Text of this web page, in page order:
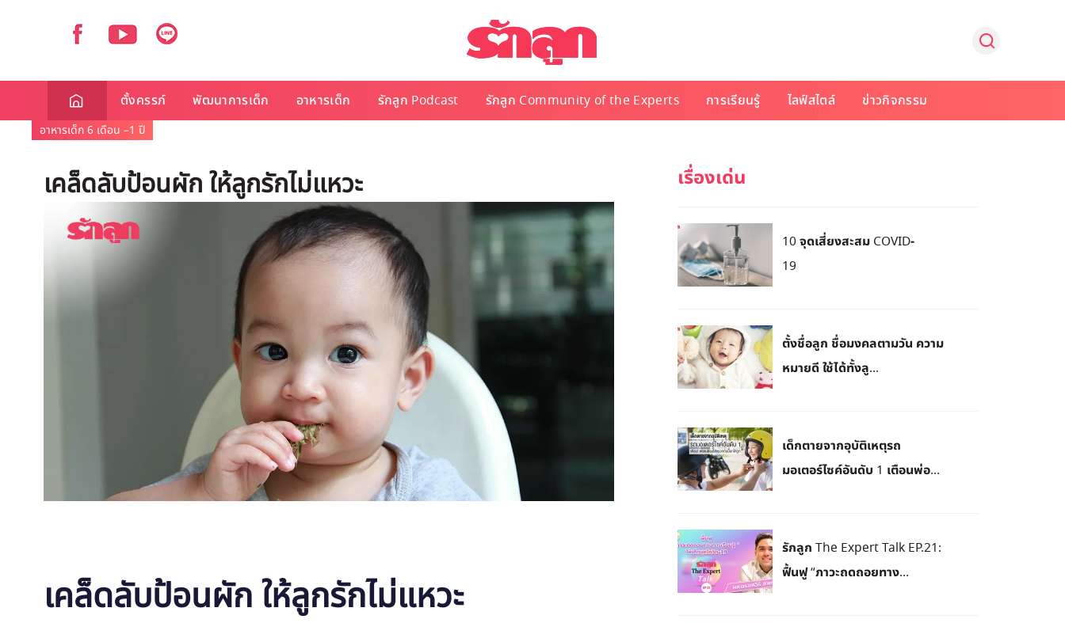
ตั้งครรภ์ พัฒนาการเด็ก อาหารเด็ก รักลูก Podcast รักลูก Community of the Experts การเรียนรู้ ไลฟ์สไตล์ ข่าวกิจกรรม
อาหารเด็ก 6 เดือน –1 ปี
เคล็ดลับป้อนผัก ให้ลูกรักไม่แหวะ
เคล็ดลับป้อนผัก ให้ลูกรักไม่แหวะ
10 จุดเสี่ยงสะสม COVID-
19
ตั้งชื่อลูก ชื่อมงคลตามวัน ความ
หมายดี ใช้ได้ทั้งลู...
เด็กตายจากอุบัติเหตุรถ
มอเตอร์ไซค์อันดับ 1 เตือนพ่อ...
รักลูก The Expert Talk EP.21:
ฟื้นฟู “ภาวะถดถอยทาง...